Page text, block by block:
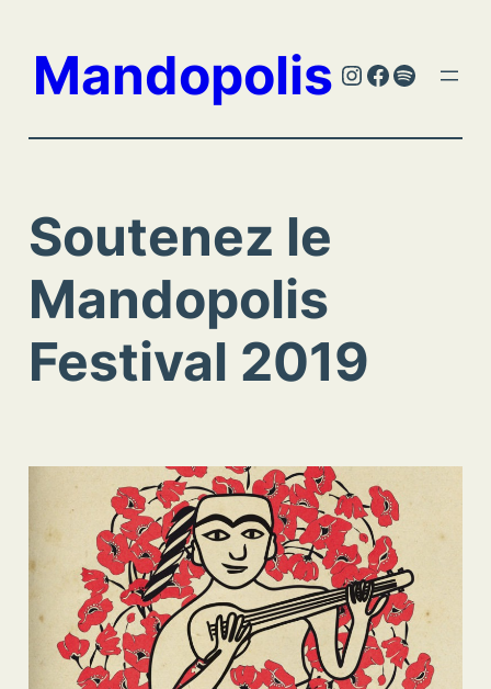
contenu
Mandopolis Instagram
Facebook
Spotify
Soutenez le
Mandopolis
Festival 2019